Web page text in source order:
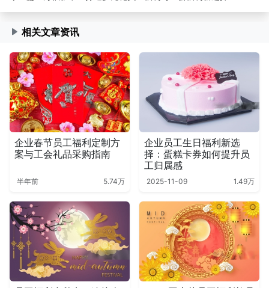
相关文章资讯
企业春节员工福利定制方
案与工会礼品采购指南
半年前 5.74万
企业员工生日福利新选
择：蛋糕卡券如何提升员
工归属感
2025-11-09 1.49万